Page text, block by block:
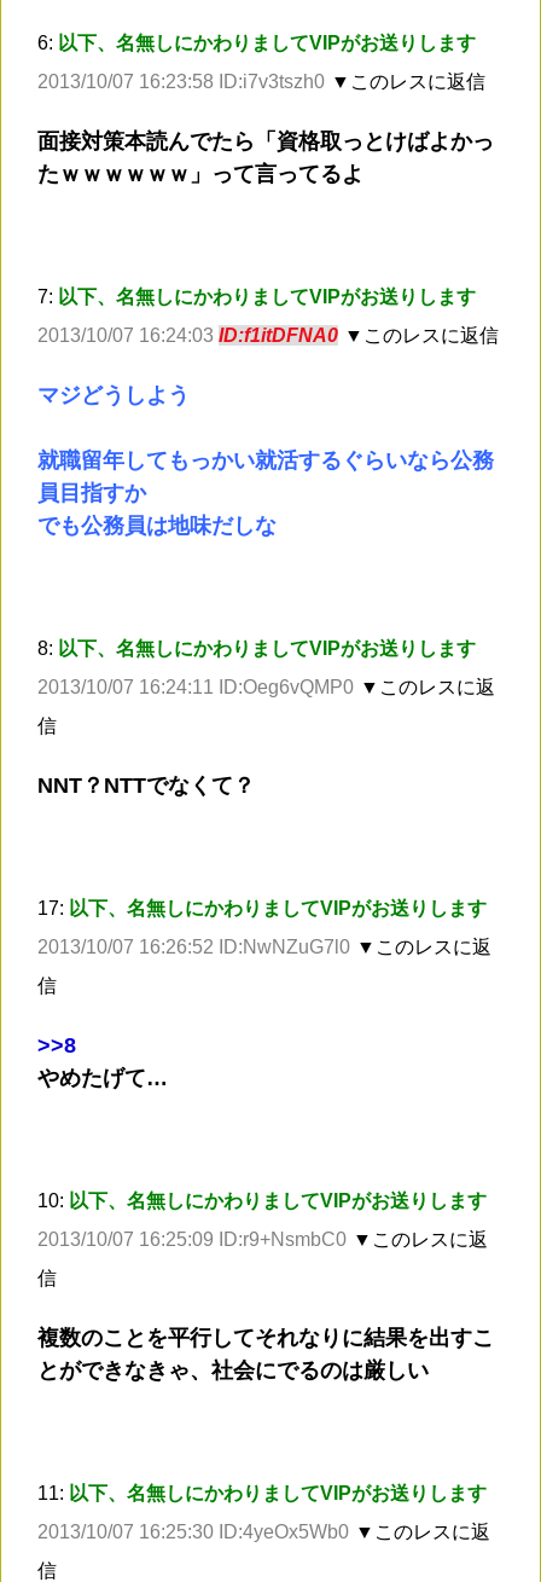
6: 以下、名無しにかわりましてVIPがお送りします
2013/10/07 16:23:58 ID:i7v3tszh0 ▼このレスに返信
面接対策本読んでたら「資格取っとけばよかっ
たｗｗｗｗｗｗ」って言ってるよ
7: 以下、名無しにかわりましてVIPがお送りします
2013/10/07 16:24:03 ID:f1itDFNA0 ▼このレスに返信
マジどうしよう
就職留年してもっかい就活するぐらいなら公務
員目指すか
でも公務員は地味だしな
8: 以下、名無しにかわりましてVIPがお送りします
2013/10/07 16:24:11 ID:Oeg6vQMP0 ▼このレスに返
信
NNT？NTTでなくて？
17: 以下、名無しにかわりましてVIPがお送りします
2013/10/07 16:26:52 ID:NwNZuG7l0 ▼このレスに返
信
>>8
やめたげて…
10: 以下、名無しにかわりましてVIPがお送りします
2013/10/07 16:25:09 ID:r9+NsmbC0 ▼このレスに返
信
複数のことを平行してそれなりに結果を出すこ
とができなきゃ、社会にでるのは厳しい
11: 以下、名無しにかわりましてVIPがお送りします
2013/10/07 16:25:30 ID:4yeOx5Wb0 ▼このレスに返
信